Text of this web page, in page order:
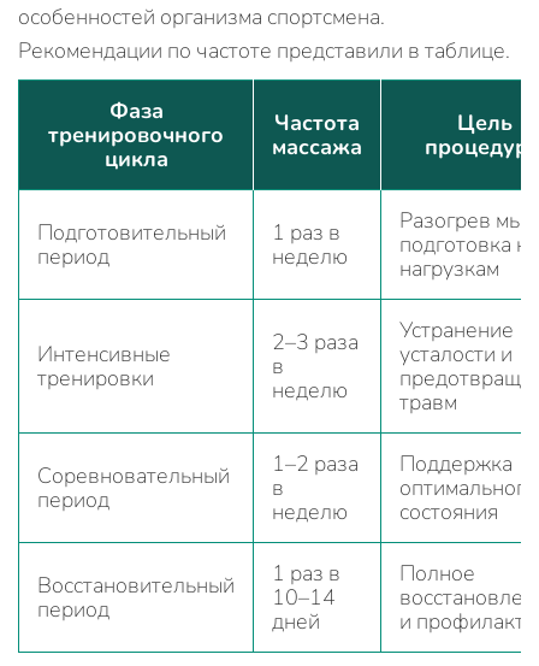
особенностей организма спортсмена.
Рекомендации по частоте представили в таблице.
Фаза
тренировочного
цикла
Частота
массажа
Цель
Подготовительный
период
1 раз в
неделю
Разогрев
подготовка к
нагрузкам
Интенсивные
тренировки
2–3 раза
в
неделю
Устранение
усталости и
травм
Соревновательный
период
1–2 раза
в
неделю
Поддержка
оптимального
состояния
Восстановительный
период
1 раз в
10–14
дней
Полное
и